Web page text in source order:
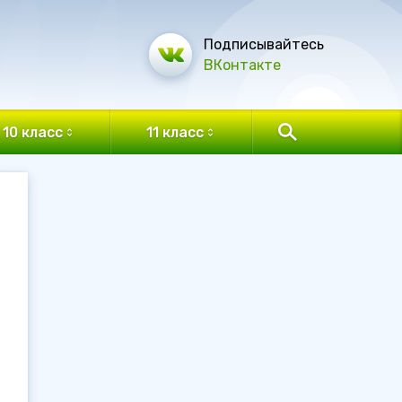
Подписывайтесь
ВКонтакте
10 класс 11 класс